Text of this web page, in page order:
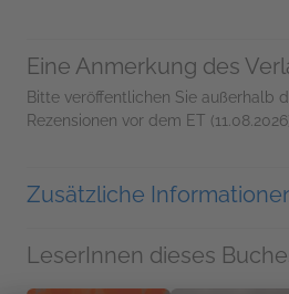
Eine Anmerkung des
Bitte veröffentlichen Sie außerhalb
Rezensionen vor dem ET
Zusätzliche
LeserInnen dieses